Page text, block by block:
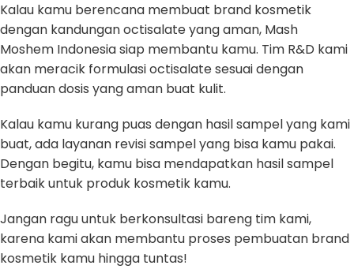
Kalau kamu berencana membuat brand kosmetik
dengan kandungan octisalate yang aman, Mash
Moshem Indonesia siap membantu kamu. Tim R&D kami
akan meracik formulasi octisalate sesuai dengan
panduan dosis yang aman buat kulit.
Kalau kamu kurang puas dengan hasil sampel yang kami
buat, ada layanan revisi sampel yang bisa kamu pakai.
Dengan begitu, kamu bisa mendapatkan hasil sampel
terbaik untuk produk kosmetik kamu.
Jangan ragu untuk berkonsultasi bareng tim kami,
karena kami akan membantu proses pembuatan brand
kosmetik kamu hingga tuntas!